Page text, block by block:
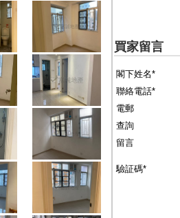
買家留言
閣下姓名*
聯絡電話*
電郵
查詢
留言
驗証碼*